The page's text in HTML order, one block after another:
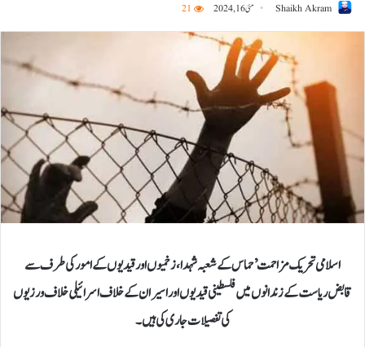
Shaikh Akram مئی 16, 2024 21
اسلامی تحریک مزاحمت’ حماس کے شعبہ شہدا، زخمیوں اور قیدیوں کے امورکی طرف سے
قابض ریاست کے زندانوں میں فلسطینی قیدیوں اور اسیران کے خلاف اسرائیلی خلاف ورزیوں
کی تفصیلات جاری کی ہیں۔